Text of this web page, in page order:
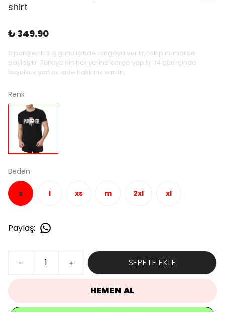
shirt
₺ 349.90
Siparişler 1-3 iş günü içinde kargoya verilir, takip numarası
paylaşılır. Türkiye’nin her yerine kargo yapılır. 14 gün içinde
koşulsuz şartsız iade hakkınız vardır.
Renk
Beden
s l xs m 2xl xl
Paylaş:
SEPETE EKLE
HEMEN AL